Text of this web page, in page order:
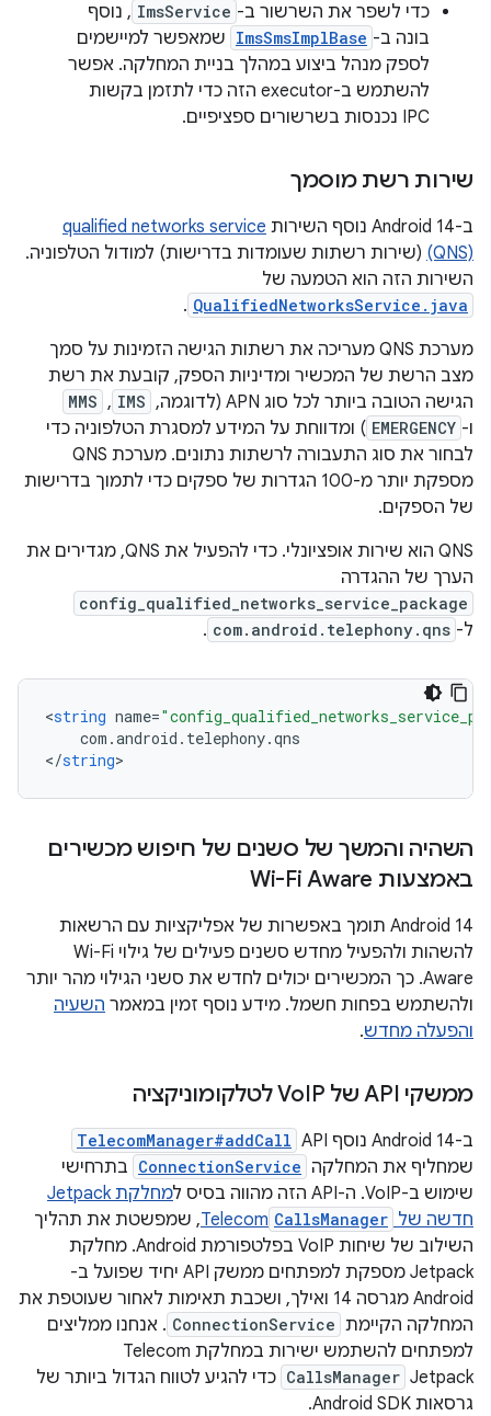
כדי לשפר את השרשור ב- ImsService , נוסף
בונה ב- ImsSmsImplBase
שמאפשר למיישמים
לספק מנהל ביצוע במהלך בניית המחלקה. אפשר
להשתמש ב-executor הזה כדי לתזמן בקשות
IPC נכנסות בשרשורים ספציפיים.
שירות רשת מוסמך
ב-Android 14 נוסף השירות
qualified networks service
(QNS)(שירות רשתות שעומדות בדרישות) למודול הטלפוניה.
השירות הזה הוא הטמעה של
QualifiedNetworksService.java
מערכת QNS מעריכה את רשתות הגישה הזמינות על סמך
מצב הרשת של המכשיר ומדיניות הספק, קובעת את רשת
הגישה הטובה ביותר לכל סוג APN (לדוגמה,
IMS
,‏
MMS
ו- EMERGENCY ) ומדווחת על המידע למסגרת הטלפוניה כדי
לבחור את סוג התעבורה לרשתות נתונים. מערכת QNS
מספקת יותר מ-100 הגדרות של ספקים כדי לתמוך בדרישות
של הספקים.
QNS הוא שירות אופציונלי. כדי להפעיל את QNS, מגדירים את
הערך של ההגדרה
config_qualified_networks_service_package
ל- com.android.telephony.qns
<string name=
com .android .telephony.qns
</string
השהיה והמשך של סשנים של חיפוש מכשירים
באמצעות Wi-Fi Aware
‫Android 14 תומך באפשרות של אפליקציות עם הרשאות
להשהות ולהפעיל מחדש סשנים פעילים של גילוי Wi-Fi
Aware. כך המכשירים יכולים לחדש את סשני הגילוי מהר יותר
ולהשתמש בפחות חשמל. מידע נוסף זמין במאמר השעיה
והפעלה מחדש.
ממשקי API של Vo IP לטלקומוניקציה
ב-Android 14 נוסף API‏ TelecomManager#addCall
שמחליף את המחלקה ConnectionService
בתרחישי
שימוש ב-VoIP. ה-API הזה מהווה בסיס ל
מחלקת Jetpack
חדשה של CallsManager
Telecom, שמפשטת את תהליך
השילוב של שיחות VoIP בפלטפורמת Android. מחלקת
Jetpack מספקת למפתחים ממשק API יחיד שפועל ב-
Android מגרסה 14 ואילך, ושכבת תאימות לאחור שעוטפת את
המחלקה הקיימת ConnectionService . אנחנו ממליצים
למפתחים להשתמש ישירות במחלקת Telecom
CallsManager
Jetpack כדי להגיע לטווח הגדול ביותר של
גרסאות Android SDK.